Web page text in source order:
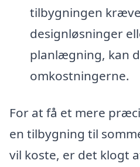
tilbygningen
designløsninger
planlægning, kan
omkostningerne.
For at få et mere
en tilbygning til
vil koste, er det klogt